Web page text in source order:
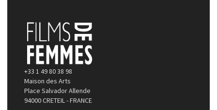
+33 1 49 80 38 98
Maison des Arts
Place Salvador Allende
94000 CRETEIL - FRANCE